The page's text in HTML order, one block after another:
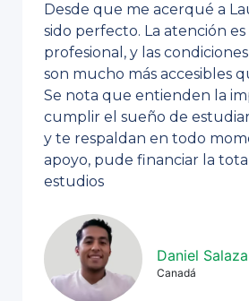
Desde que me acerqué a
sido perfecto. La atención
profesional, y las
son mucho más accesibles
Se nota que entienden la
cumplir el sueño de
y te respaldan en todo
apoyo, pude financiar la
estudios
Daniel
Canadá